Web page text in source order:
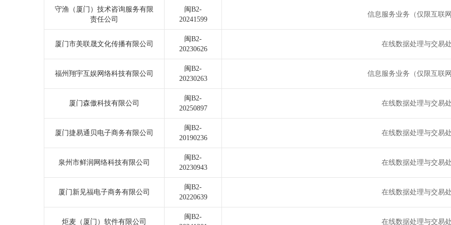
守渔（厦门）技术咨询服务有限
责任公司
闽B2-
20241599
信息服务业务（仅限互联
厦门市美联晟文化传播有限公司
闽B2-
20230626
在线数据处理与交易
福州翔宇互娱网络科技有限公司
闽B2-
20230263
信息服务业务（仅限互联
厦门森傲科技有限公司
闽B2-
20250897
在线数据处理与交易
厦门捷易通贝电子商务有限公司
闽B2-
20190236
在线数据处理与交易
泉州市鲜润网络科技有限公司
闽B2-
20230943
在线数据处理与交易
厦门新见福电子商务有限公司
闽B2-
20220639
在线数据处理与交易
炬麦（厦门）软件有限公司
闽B2-
在线数据处理与交易